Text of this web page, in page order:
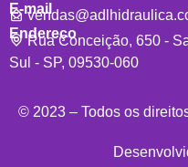
E-mail
Endereço
Rua Conceição, 650 -
Sul - SP, 09530-060
© 2023 – Todos os